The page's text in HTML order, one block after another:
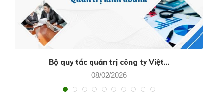
Bộ quy tắc quản trị công ty Việt...
08/02/2026